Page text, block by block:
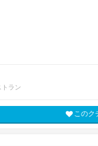
トラン
このク